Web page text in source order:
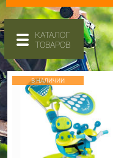
КАТАЛОГ
ТОВАРОВ
В НАЛИЧИИ